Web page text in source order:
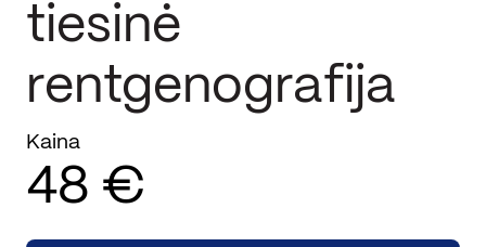
tiesinė
rentgenografija
Kaina
48 €